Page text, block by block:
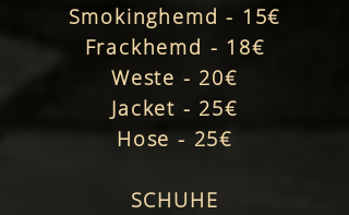
Smokinghemd - 15€
Frackhemd - 18€
Weste - 20€
Jacket - 25€
Hose - 25€
SCHUHE